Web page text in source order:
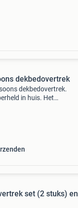
dekbedovertrek
dekbedovertrek.
in huis. Het
set (2 stuks) en